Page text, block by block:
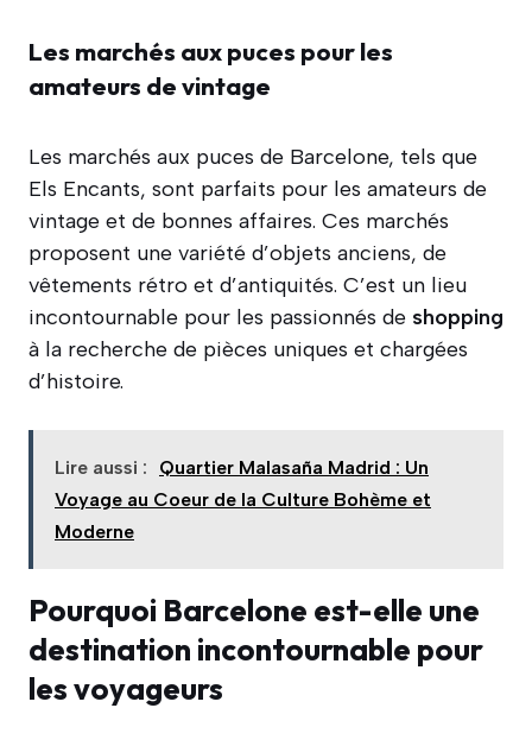
Les marchés aux puces pour les
amateurs de vintage
Les marchés aux puces de Barcelone, tels que
Els Encants, sont parfaits pour les amateurs de
vintage et de bonnes affaires. Ces marchés
proposent une variété d’objets anciens, de
vêtements rétro et d’antiquités. C’est un lieu
incontournable pour les passionnés de shopping
à la recherche de pièces uniques et chargées
d’histoire.
Lire aussi :
Quartier Malasaña Madrid : Un
Voyage au Coeur de la Culture Bohème et
Moderne
Pourquoi Barcelone est-elle une
destination incontournable pour
les voyageurs